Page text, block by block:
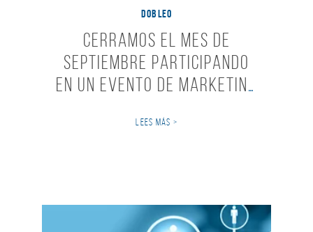
DOBLEO
Cerramos el mes de
Septiembre participando
en un evento de Marketing
LEES MÁS >